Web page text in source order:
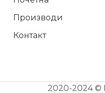
Производи
Контакт
2020-2024 ©